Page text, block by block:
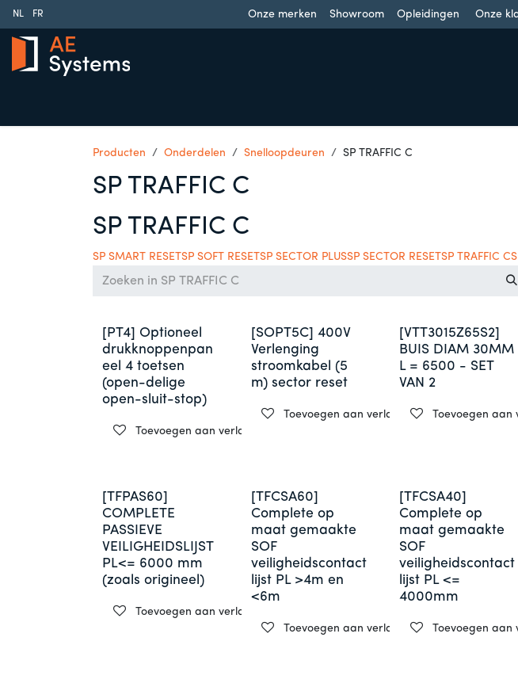
Overslaan naar inhoud
NL FR Onze merken Showroom Opleidingen Onze
Producten Onderdelen Snelloopdeuren SP TRAFFIC C
SP TRAFFIC C
SP TRAFFIC C
SP SMART RESETSP SOFT RESETSP SECTOR PLUSSP SECTOR RESETSP TRAFFIC C
[PT4] Optioneel
drukknoppenpan
eel 4 toetsen
(open-delige
open-sluit-stop)
Toevoegen aan verlanglijst
[SOPT5C] 400V
Verlenging
stroomkabel (5
m) sector reset
Toevoegen aan verlanglijst
[VTT3015Z65S2]
BUIS DIAM 30MM
L = 6500 - SET
VAN 2
Toevoegen aan
[TFPAS60]
COMPLETE
PASSIEVE
VEILIGHEIDSLIJST
PL<= 6000 mm
(zoals origineel)
Toevoegen aan verlanglijst
[TFCSA60]
Complete op
maat gemaakte
SOF
veiligheidscontact
lijst PL >4m en
<6m
Toevoegen aan verlanglijst
[TFCSA40]
Complete op
maat gemaakte
SOF
veiligheidscontact
lijst PL <=
4000mm
Toevoegen aan